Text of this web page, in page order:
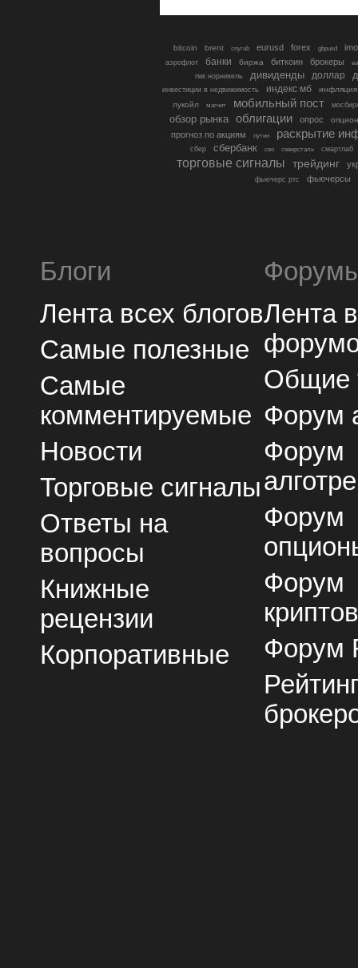
bitcoin brent cnyrub eurusd forex gbpusd
аэрофлот банки биржа биткоин брокеры
гмк норникель
дивиденды доллар
инвестиции в недвижимость индекс мб
инфляция
лукойл
магнит мобильный пост
обзор рынка облигации опрос
прогноз по акциям путин раскрытие
сбер сбербанк сво северсталь смартлаб
торговые сигналы трейдинг
фьючерс ртс фьючерсы
Блоги
Лента всех блогов
Самые полезные
Самые
комментируемые
Новости
Торговые сигналы
Ответы на
вопросы
Книжные
рецензии
Корпоративные
Лента
Общие
Форум
Форум
Форум
Форум
Форум